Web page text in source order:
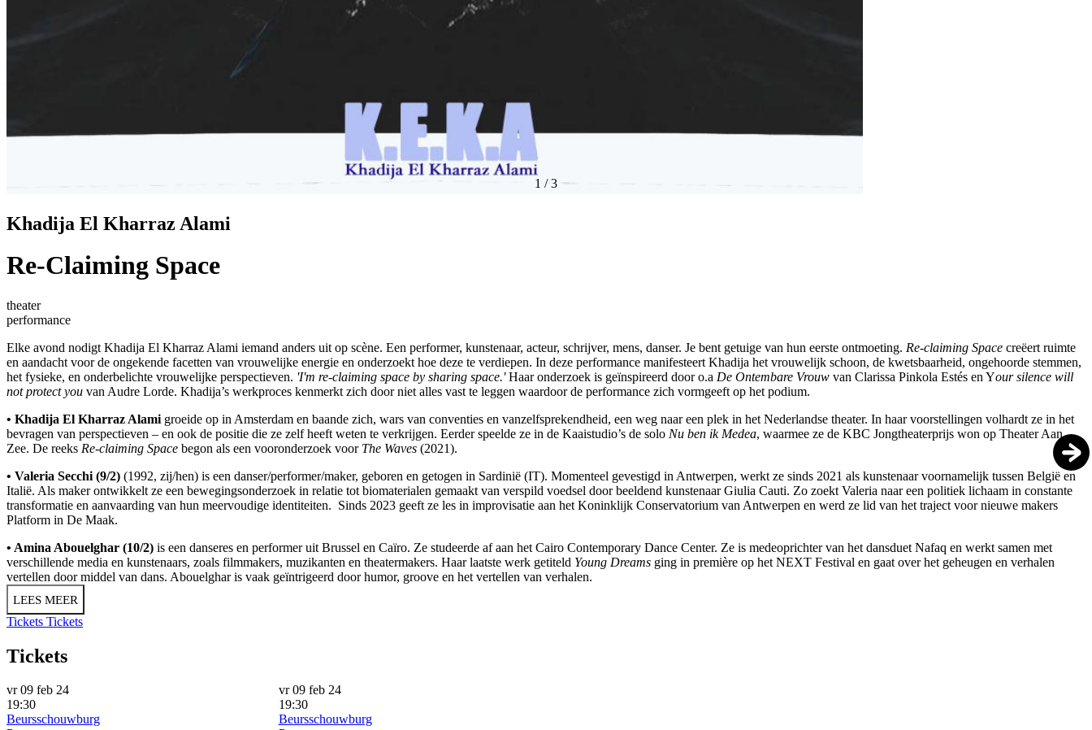
1 /3
Khadija El Kharraz Alami
Re-Claiming Space
theater
performance
Elke avond nodigt Khadija El Kharraz Alami iemand anders uit op scène. Een performer, kunstenaar, acteur, schrijver, mens, danser. Je bent getuige van hun eerste ontmoeting. Re-claiming Space creëert ruimte
en aandacht voor de ongekende facetten van vrouwelijke energie en onderzoekt hoe deze te verdiepen. In deze performance manifesteert Khadija het vrouwelijk schoon, de kwetsbaarheid, ongehoorde stemmen,
het fysieke, en onderbelichte vrouwelijke perspectieven. 'I'm re-claiming space by sharing space.'Haar onderzoek is geïnspireerd door o.a De Ontembare Vrouw van Clarissa Pinkola Estés en Your silence will
not protect you van Audre Lorde. Khadija’s werkproces kenmerkt zich door niet alles vast te leggen waardoor de performance zich vormgeeft op het podium.
• Khadija El Kharraz Alami groeide op in Amsterdam en baande zich, wars van conventies en vanzelfsprekendheid, een weg naar een plek in het Nederlandse theater. In haar voorstellingen volhardt ze in het
bevragen van perspectieven – en ook de positie die ze zelf heeft weten te verkrijgen. Eerder speelde ze in de Kaaistudio’s de solo Nu ben ik Medea, waarmee ze de KBC Jongtheaterprijs won op Theater Aan
Zee. De reeks Re-claiming Space begon als een vooronderzoek voor The Waves (2021).
• Valeria Secchi (9/2) (1992, zij/hen) is een danser/performer/maker, geboren en getogen in Sardinië (IT). Momenteel gevestigd in Antwerpen, werkt ze sinds 2021 als kunstenaar voornamelijk tussen België en
Italië. Als maker ontwikkelt ze een bewegingsonderzoek in relatie tot biomaterialen gemaakt van verspild voedsel door beeldend kunstenaar Giulia Cauti. Zo zoekt Valeria naar een politiek lichaam in constante
transformatie en aanvaarding van hun meervoudige identiteiten. Sinds 2023 geeft ze les in improvisatie aan het Koninklijk Conservatorium van Antwerpen en werd ze lid van het traject voor nieuwe makers
Platform in De Maak.
• Amina Abouelghar (10/2) is een danseres en performer uit Brussel en Caïro. Ze studeerde af aan het Cairo Contemporary Dance Center. Ze is medeoprichter van het dansduet Nafaq en werkt samen met
verschillende media en kunstenaars, zoals filmmakers, muzikanten en theatermakers. Haar laatste werk getiteld Young Dreams ging in première op het NEXT Festival en gaat over het geheugen en verhalen
vertellen door middel van dans. Abouelghar is vaak geïntrigeerd door humor, groove en het vertellen van verhalen.
LEES MEER
Tickets Tickets
Tickets
vr 09 feb 24
19:30
Beursschouwburg
vr 09 feb 24
19:30
Beursschouwburg